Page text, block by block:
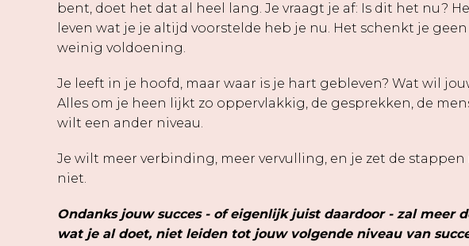
bent, doet het dat al heel lang. Je vraagt je af: Is dit het nu?
leven wat je je altijd voorstelde heb je nu. Het schenkt je
weinig voldoening.
Je leeft in je hoofd, maar waar is je hart gebleven? Wat wil
Alles om je heen lijkt zo oppervlakkig, de gesprekken, de
wilt een ander niveau.
Je wilt meer verbinding, meer vervulling, en je zet de stappen
niet.
Ondanks jouw succes - of eigenlijk juist daardoor - zal meer
wat je al doet, niet leiden tot jouw volgende niveau van